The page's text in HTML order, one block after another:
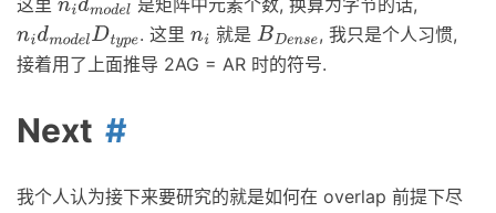
nidmode
nidmodelDtype. 这里 ni 就是 BDense, 我只是个人习惯,
接着用了上面推导 2AG = AR 时的符号.
Next
我个人认为接下来要研究的就是如何在 overlap 前提下尽